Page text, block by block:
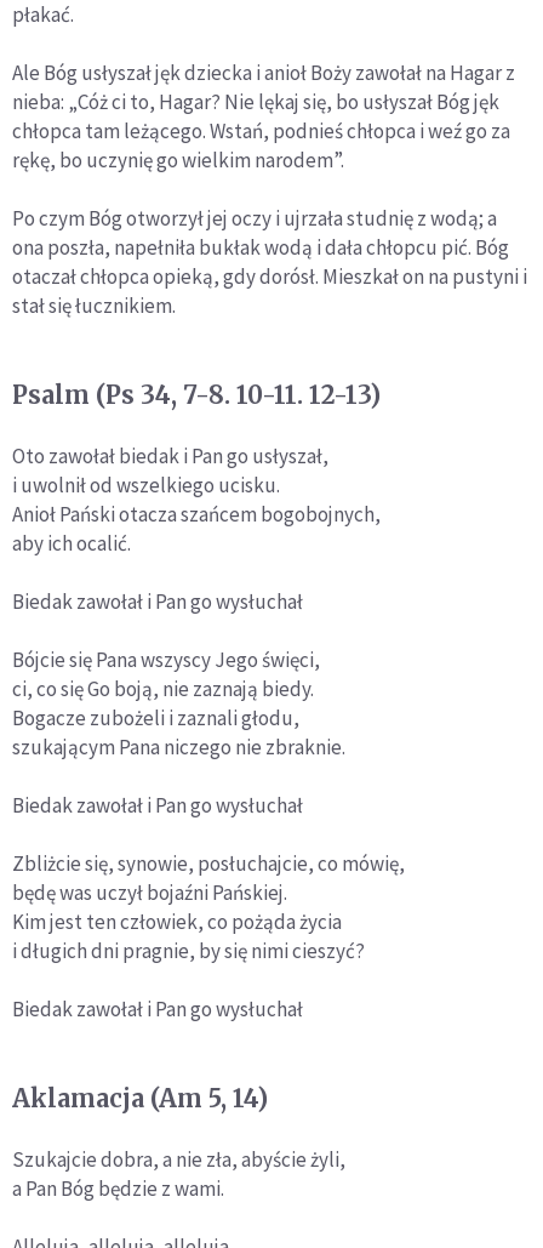
płakać.
Ale Bóg usłyszał jęk dziecka i anioł Boży zawołał na Hagar z
nieba: „Cóż ci to, Hagar? Nie lękaj się, bo usłyszał Bóg jęk
chłopca tam leżącego. Wstań, podnieś chłopca i weź go za
rękę, bo uczynię go wielkim narodem”.
Po czym Bóg otworzył jej oczy i ujrzała studnię z wodą; a
ona poszła, napełniła bukłak wodą i dała chłopcu pić. Bóg
otaczał chłopca opieką, gdy dorósł. Mieszkał on na pustyni i
stał się łucznikiem.
Psalm (Ps 34, 7-8. 10-11. 12-13)
Oto zawołał biedak i Pan go usłyszał,
i uwolnił od wszelkiego ucisku.
Anioł Pański otacza szańcem bogobojnych,
aby ich ocalić.
Biedak zawołał i Pan go wysłuchał
Bójcie się Pana wszyscy Jego święci,
ci, co się Go boją, nie zaznają biedy.
Bogacze zubożeli i zaznali głodu,
szukającym Pana niczego nie zbraknie.
Biedak zawołał i Pan go wysłuchał
Zbliżcie się, synowie, posłuchajcie, co mówię,
będę was uczył bojaźni Pańskiej.
Kim jest ten człowiek, co pożąda życia
i długich dni pragnie, by się nimi cieszyć?
Biedak zawołał i Pan go wysłuchał
Aklamacja (Am 5, 14)
Szukajcie dobra, a nie zła, abyście żyli,
a Pan Bóg będzie z wami.